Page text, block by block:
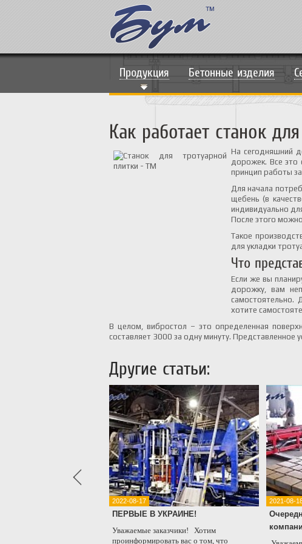
Продукция Бетонные изделия
Как работает станок
На сегодняшний
дорожек. Все это
принцип работы
Для начала
щебень (в
индивидуально
После этого
Такое
для укладки
Что
Если же вы
дорожку, вам
самостоятельно.
хотите
В целом, вибростол – это определенная
составляет 3000 за одну минуту. Представленное
Другие статьи:
2022-08-17
ПЕРВЫЕ В УКРАИНЕ!
Уважаемые заказчики! Хотим
проинформировать вас о том, что
2021-08-